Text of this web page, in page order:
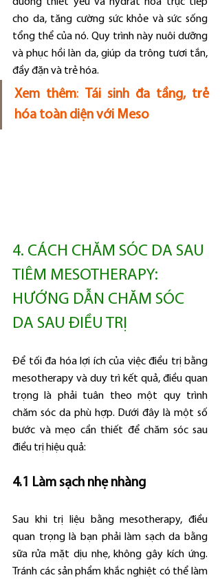
cho da, tăng cường sức khỏe và sức sống
tổng thể của nó. Quy trình này nuôi dưỡng
và phục hồi làn da, giúp da trông tươi tắn,
đầy đặn và trẻ hóa.
Xem thêm:
Tái sinh đa tầng, trẻ
hóa toàn diện với Meso
4. CÁCH CHĂM SÓC DA SAU
TIÊM MESOTHERAPY:
HƯỚNG DẪN CHĂM SÓC
DA SAU ĐIỀU TRỊ
Để tối đa hóa lợi ích của việc điều trị bằng
mesotherapy và duy trì kết quả, điều quan
trọng là phải tuân theo một quy trình
chăm sóc da phù hợp. Dưới đây là một số
bước và mẹo cần thiết để chăm sóc sau
điều trị hiệu quả:
4.1 Làm sạch nhẹ nhàng
Sau khi trị liệu bằng mesotherapy, điều
quan trọng là bạn phải làm sạch da bằng
sữa rửa mặt dịu nhẹ, không gây kích ứng.
Tránh các sản phẩm khắc nghiệt có thể làm